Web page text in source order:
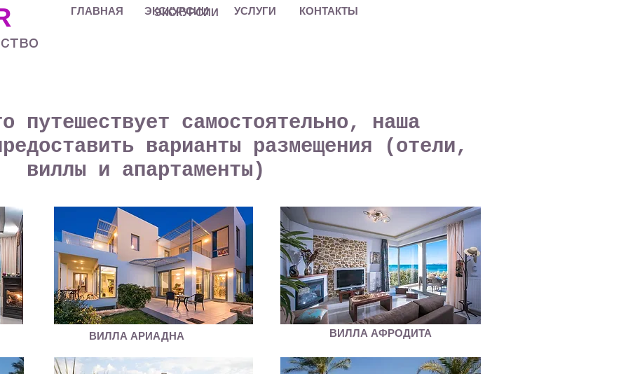
ЭКСКУРСИИ
ГЛАВНАЯ ЭКСКУРСИИ УСЛУГИ КОНТАКТЫ
путешествует самостоятельно, наша
варианты размещения (отели,
виллы и апартаменты)
ВИЛЛА АРИАДНА ВИЛЛА АФРОДИТА